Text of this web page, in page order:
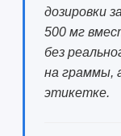
дозировки
500 мг
без
на граммы,
этикетке.